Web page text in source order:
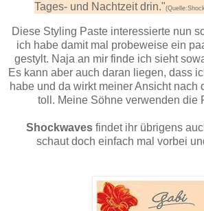
Tages- und Nachtzeit drin."
Diese Styling Paste interessierte nun
ich habe damit mal probeweise ein
gestylt. Naja an mir finde ich sieht
Es kann aber auch daran liegen, dass
habe und da wirkt meiner Ansicht nach
toll. Meine Söhne verwenden die
Shockwaves findet ihr übrigens
schaut doch einfach mal vorbei